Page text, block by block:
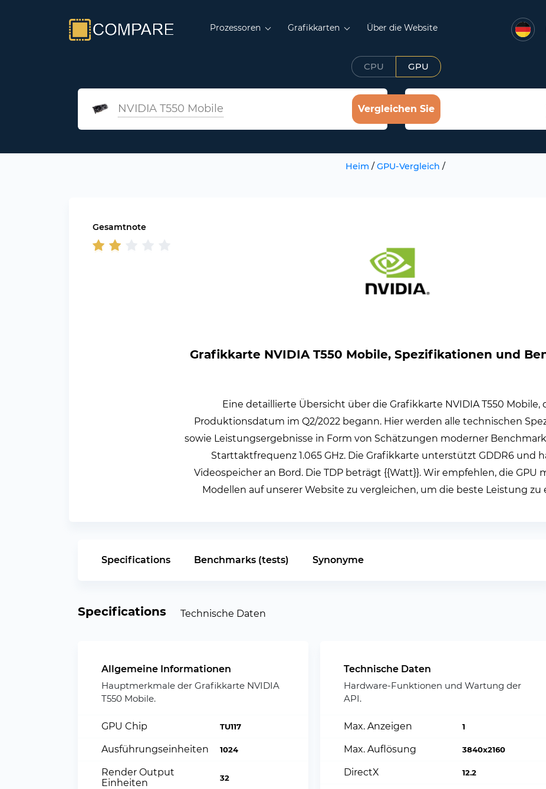
Prozessoren Grafikkarten Über die Website
CPU GPU
NVIDIA T550 Mobile Vergleichen Sie
Heim / GPU-Vergleich /
Gesamtnote
Grafikkarte NVIDIA T550 Mobile, Spezifikationen und
Eine detaillierte Übersicht über die Grafikkarte NVIDIA T550 Mobile,
Produktionsdatum im Q2/2022 begann. Hier werden alle technischen
sowie Leistungsergebnisse in Form von Schätzungen moderner
Starttaktfrequenz 1.065 GHz. Die Grafikkarte unterstützt GDDR6 und
Videospeicher an Bord. Die TDP beträgt {{Watt}}. Wir empfehlen, die GPU
Modellen auf unserer Website zu vergleichen, um die beste Leistung zu
Specifications Benchmarks (tests) Synonyme
Specifications Technische Daten
Allgemeine Informationen
Hauptmerkmale der Grafikkarte NVIDIA
T550 Mobile.
GPU Chip TU117
Ausführungseinheiten 1024
Render Output
Einheiten
32
Technische Daten
Hardware-Funktionen und Wartung der
API.
Max. Anzeigen 1
Max. Auflösung 3840x2160
DirectX 12.2